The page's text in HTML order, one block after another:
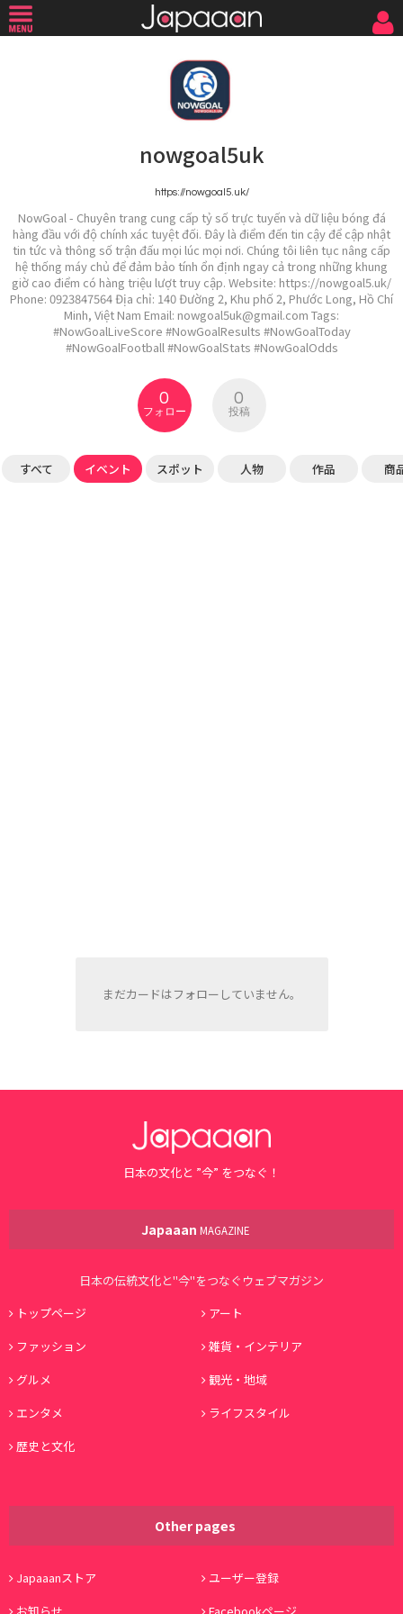
nowgoal5uk
https://nowgoal5.uk/
NowGoal - Chuyên trang cung cấp tỷ số trực tuyến và dữ liệu bóng đá
hàng đầu với độ chính xác tuyệt đối. Đây là điểm đến tin cậy để cập nhật
tin tức và thông số trận đấu mọi lúc mọi nơi. Chúng tôi liên tục nâng cấp
hệ thống máy chủ để đảm bảo tính ổn định ngay cả trong những khung
giờ cao điểm có hàng triệu lượt truy cập. Website: https://nowgoal5.uk/
Phone: 0923847564 Địa chỉ: 140 Đường 2, Khu phố 2, Phước Long, Hồ Chí
Minh, Việt Nam Email: nowgoal5uk@gmail.com Tags:
#NowGoalLiveScore #NowGoalResults #NowGoalToday
#NowGoalFootball #NowGoalStats #NowGoalOdds
0
フォロー
0
投稿
すべて イベント スポット 人物 作品 商
まだカードはフォローしていません。
日本の文化と ”今” をつなぐ！
Japaaan MAGAZINE
日本の伝統文化と"今"をつなぐウェブマガジン
トップページ
アート
ファッション
雑貨・インテリア
グルメ
観光・地域
エンタメ
ライフスタイル
歴史と文化
Other pages
Japaaanストア
ユーザー登録